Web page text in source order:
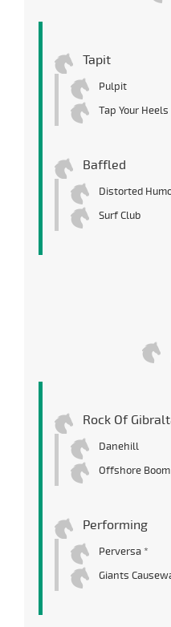
Tapit
Pulpit
Tap Your Heels
Baffled
Distorted
Surf Club
Rock Of
Danehill
Offshore Boom
Performing
Perversa *
Giants